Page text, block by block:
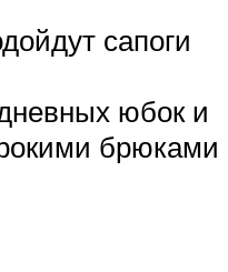
сапоги
юбок и
брюками